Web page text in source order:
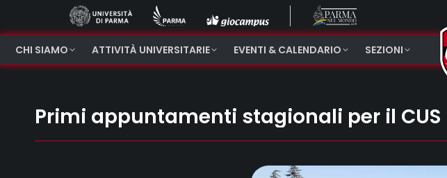
CHI SIAMO ATTIVITÀ UNIVERSITARIE EVENTI & CALENDARIO SEZIONI
Primi appuntamenti stagionali per il